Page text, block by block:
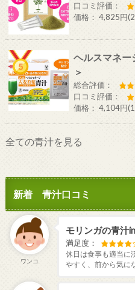
口コミ評価：
価格： 4,825円
ヘルスマネー
＞
総合評価：
口コミ評価：
価格： 4,104円
全ての青汁を見る
新着 青汁口コミ
ワンコ
モリンガの青汁
満足度：
休日は食事も適当に
やすく、前から気に